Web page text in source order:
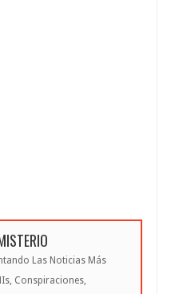
Las Noticias Más
Conspiraciones,